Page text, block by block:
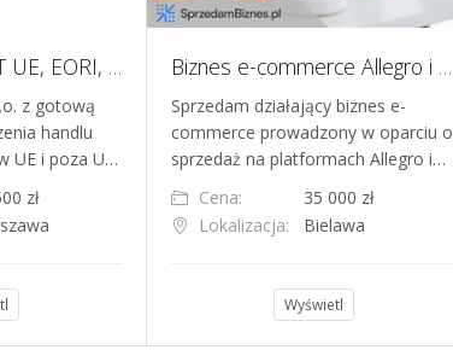
Spółka z o.o. - VAT UE, EORI, obrot ok 350 tys PLN, gotowa do przejęcia
z gotową
handlu
UE i poza U…
zł
Biznes e-commerce Allegro i Etsy - przychód ok. 780 tys. zł w 2025 roku
Sprzedam działający biznes e-
commerce prowadzony w oparciu o
sprzedaż na platformach Allegro i…
Cena:
35 000 zł
Lokalizacja:
Bielawa
Wyświetl